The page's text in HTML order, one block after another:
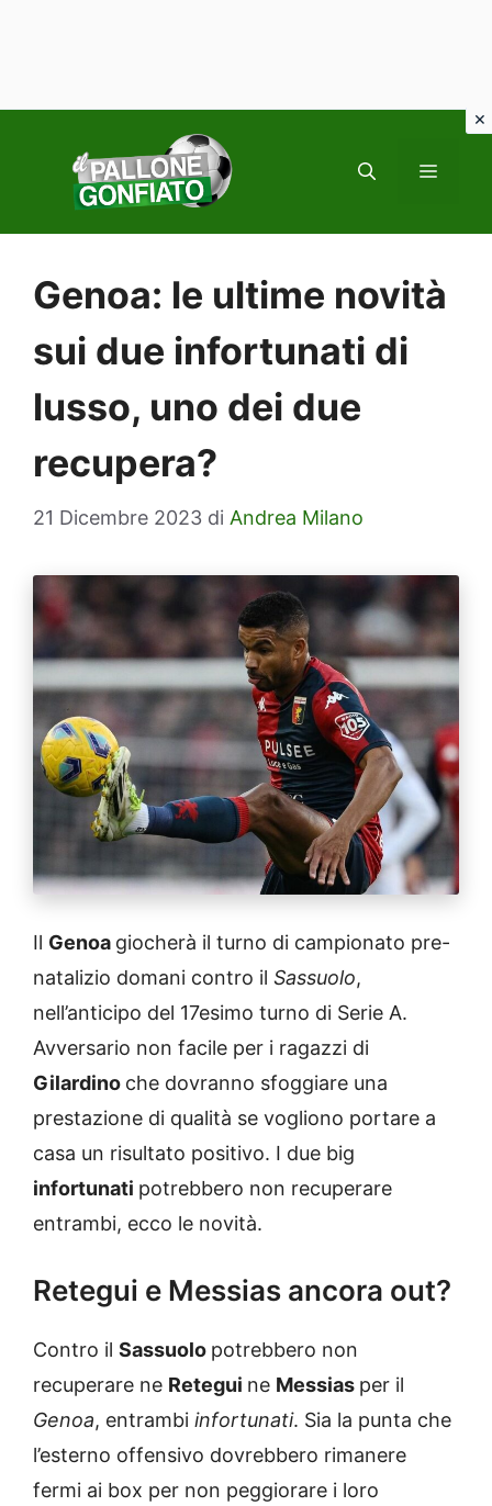
contenuto
MENU
Genoa: le ultime novità
sui due infortunati di
lusso, uno dei due
recupera?
21 Dicembre 2023 di Andrea Milano
Il Genoa giocherà il turno di campionato pre-
natalizio domani contro il Sassuolo,
nell’anticipo del 17esimo turno di Serie A.
Avversario non facile per i ragazzi di
Gilardino che dovranno sfoggiare una
prestazione di qualità se vogliono portare a
casa un risultato positivo. I due big
infortunati potrebbero non recuperare
entrambi, ecco le novità.
Retegui e Messias ancora out?
Contro il Sassuolo potrebbero non
recuperare ne Retegui ne Messias per il
Genoa, entrambi infortunati. Sia la punta che
l’esterno offensivo dovrebbero rimanere
fermi ai box per non peggiorare i loro